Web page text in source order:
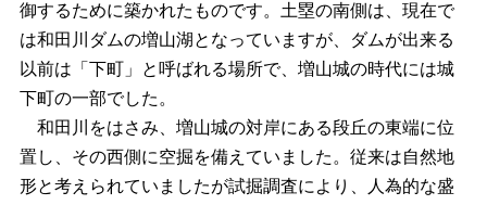
御するために築かれたものです。土塁の南側は、現在で
は和田川ダムの増山湖となっていますが、ダムが出来る
以前は「下町」と呼ばれる場所で、増山城の時代には城
下町の一部でした。
和田川をはさみ、増山城の対岸にある段丘の東端に位
置し、その西側に空掘を備えていました。従来は自然地
形と考えられていましたが試掘調査により、人為的な盛